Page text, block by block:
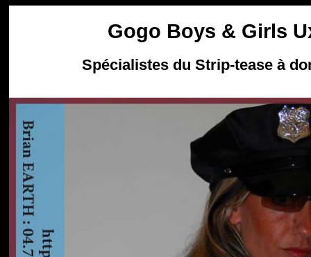
Gogo Boys & Girls
Spécialistes du Strip-tease à